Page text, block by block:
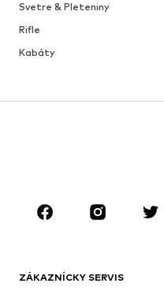
Svetre & Pleteniny
Rifle
Kabáty
Sukne
Doplnky
Nové
ZÁKAZNÍCKY SERVIS